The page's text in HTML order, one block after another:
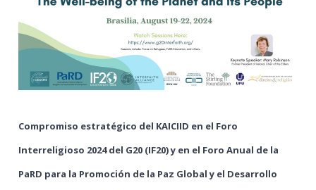
Compromiso estratégico del KAICIID en el Foro
Interreligioso 2024 del G20 (IF20) y en el Foro Anual de la
PaRD para la Promoción de la Paz Global y el Desarrollo